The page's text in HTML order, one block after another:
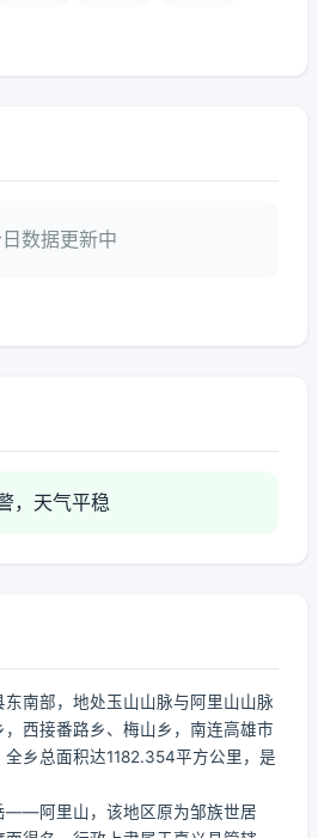
数据更新中
，天气平稳
南部，地处玉山山脉与阿里山山脉
西接番路乡、梅山乡，南连高雄市
乡总面积达1182.354平方公里，是
——阿里山，该地区原为邹族世居